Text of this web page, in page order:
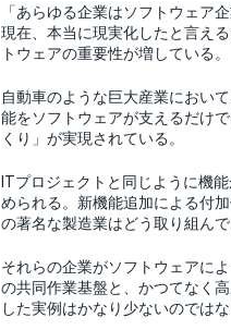
「あらゆる企業はソフトウェ
現在、本当に現実化したと言え
トウェアの重要性が増している。
自動車のような巨大産業におい
能をソフトウェアが支えるだけ
くり」が実現されている。
ITプロジェクトと同じように機
められる。新機能追加による付
の著名な製造業はどう取り組んで
それらの企業がソフトウェアに
の共同作業基盤と、かつてなく
した実例はかなり少ないのでは